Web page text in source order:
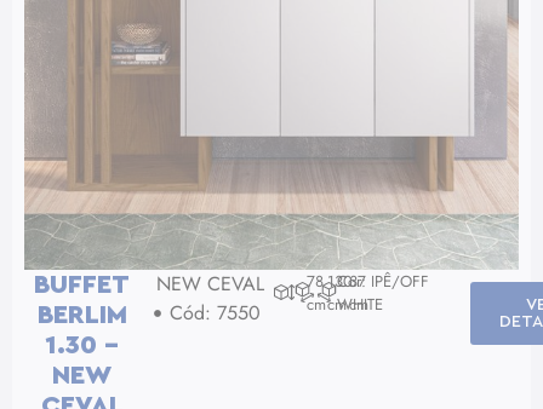
BUFFET
BERLIM
1.30 –
NEW
NEW CEVAL
Cód: 7550
78
cm
130
cm
37
cm
Cor: IPÊ/OFF
WHITE